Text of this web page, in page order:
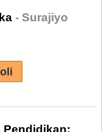
- Surajiyo
Pendidikan: